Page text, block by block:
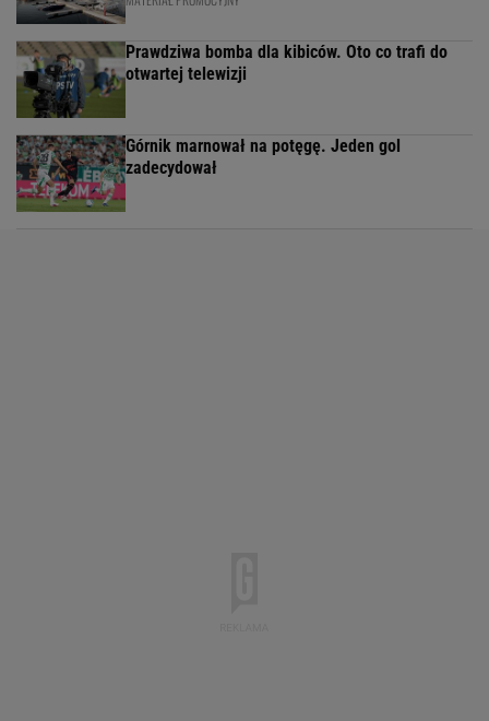
Prawdziwa bomba dla kibiców. Oto co trafi do
otwartej telewizji
Górnik marnował na potęgę. Jeden gol
zadecydował